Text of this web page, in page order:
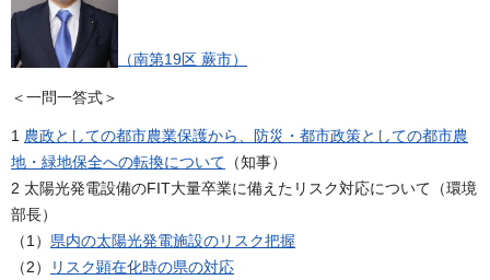
（南第19区 蕨市）
＜一問一答式＞
1 農政としての都市農業保護から、防災・都市政策としての都市農
地・緑地保全への転換について （知事）
2 太陽光発電設備のFIT大量卒業に備えたリスク対応について（環境
部長）
（1） 県内の太陽光発電施設のリスク把握
（2）
リスク顕在化時の県の対応